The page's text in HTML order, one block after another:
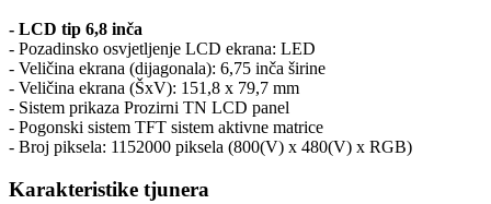
- LCD tip 6,8 inča
- Pozadinsko osvjetljenje LCD ekrana: LED
- Veličina ekrana (dijagonala): 6,75 inča širine
- Veličina ekrana (ŠxV): 151,8 x 79,7 mm
- Sistem prikaza Prozirni TN LCD panel
- Pogonski sistem TFT sistem aktivne matrice
- Broj piksela: 1152000 piksela (800(V) x 480(V) x RGB)
Karakteristike tjunera